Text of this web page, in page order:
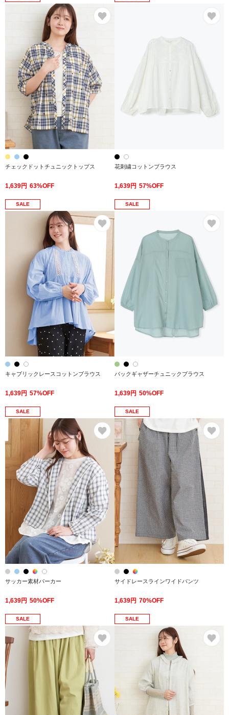
チェックドットチュニックトップス
1,639円 63%OFF
花刺繍コットンブラウス
1,639円 57%OFF
SALE
お気に入り
キャブリックレースコットンブラウス
1,639円 57%OFF
SALE
バックギャザーチュニックブラウス
1,639円 50%OFF
SALE
お気に入り
サッカー素材パーカー
1,639円 50%OFF
SALE
サイドレースラインワイドパンツ
1,639円 70%OFF
SALE SALE